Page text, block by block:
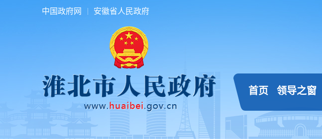
中国政府网 安徽省人民政府
首页 领导之窗